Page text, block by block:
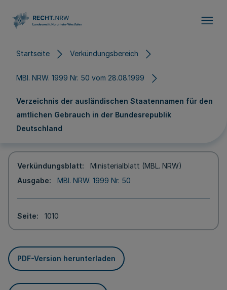
Startseite Verkündungsbereich
MBl. NRW. 1999 Nr. 50 vom 28.08.1999
Verzeichnis der ausländischen Staatennamen für den
amtlichen Gebrauch in der Bundesrepublik
Deutschland
Verkündungsblatt
Ministerialblatt (MBL. NRW)
Ausgabe
MBl. NRW. 1999 Nr. 50
Seite 1010
PDF-Version herunterladen